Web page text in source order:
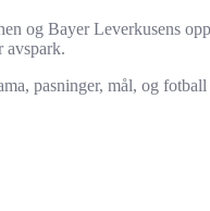
og Bayer Leverkusens
avspark.
pasninger, mål, og